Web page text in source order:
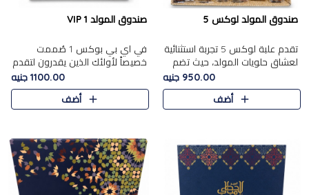
صندوق المولد لوكس 5
تقدم علبة لوكس 5 تجربة استثنائية
لعشاق حلويات المولد، حيث تضم
42 قطعة من تشكيلة فاخرة تجمع
بين أشهر الأصناف التقليدية وأصناف
مميزة مختارة بع..
950.00 جنيه
أضف
صندوق المولد VIP 1
في اي بي بوكس 1 صُممت
خصيصاً لأولئك الذين يقدرون لتقدم
تجربة استثنائية بوكس تجمع بين
أفخر حلويات المولد المصري مع
تشكيلة مختارة من الأصناف ..
1100.00 جنيه
أضف